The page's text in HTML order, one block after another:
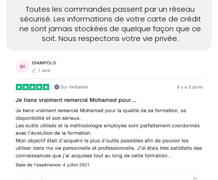
Toutes les commandes passent par un réseau
sécurisé. Les informations de votre carte de crédit
ne sont jamais stockées de quelque façon que ce
soit. Nous respectons votre vie privée.